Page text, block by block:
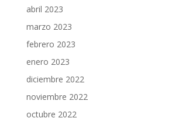
abril 2023
marzo 2023
febrero 2023
enero 2023
diciembre 2022
noviembre 2022
octubre 2022